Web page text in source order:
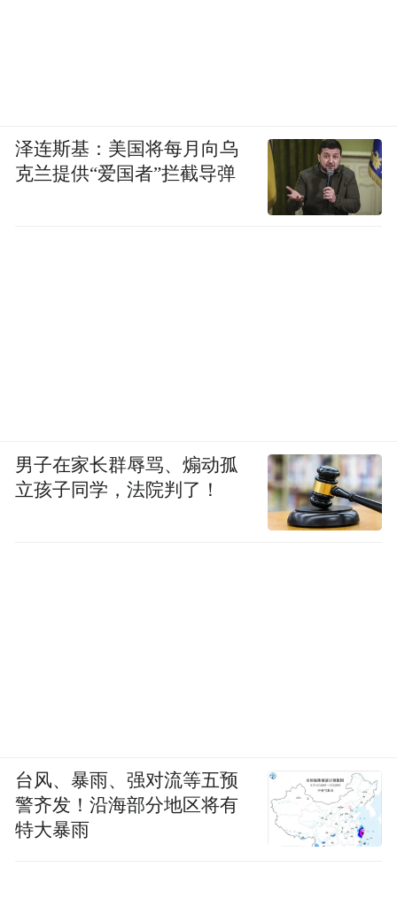
泽连斯基：美国将每月向乌
克兰提供“爱国者”拦截导弹
男子在家长群辱骂、煽动孤
立孩子同学，法院判了！
台风、暴雨、强对流等五预
警齐发！沿海部分地区将有
特大暴雨